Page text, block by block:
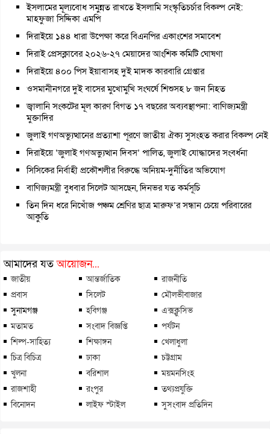
ইসলামের মূল্যবোধ সমুন্নত রাখতে ইসলামি সংস্কৃতিচর্চার বিকল্প নেই:
মাহফুজা সিদ্দিকা এমপি
দিরাইয়ে ১৪৪ ধারা উপেক্ষা করে বিএনপির একাংশের সমাবেশ
দিরাই প্রেসক্লাবের ২০২৬-২৭ মেয়াদের আংশিক কমিটি ঘোষণা
দিরাইয়ে ৪০০ পিস ইয়াবাসহ দুই মাদক কারবারি গ্রেপ্তার
ওসমানীনগরে দুই বাসের মুখোমুখি সংঘর্ষে শিশুসহ ৮ জন নিহত
জ্বালানি সংকটের মূল কারণ বিগত ১৭ বছরের অব্যবস্থাপনা: বাণিজ্যমন্ত্রী
মুক্তাদির
জুলাই গণঅভ্যুত্থানের প্রত্যাশা পূরণে জাতীয় ঐক্য সুসংহত করার বিকল্প নেই
দিরাইয়ে ‘জুলাই গণঅভ্যুত্থান দিবস’ পালিত, জুলাই যোদ্ধাদের সংবর্ধনা
সিসিকের নির্বাহী প্রকৌশলীর বিরুদ্ধে অনিয়ম-দুর্নীতির অভিযোগ
বাণিজ্যমন্ত্রী বুধবার সিলেট আসছেন, দিনভর যত কর্মসূচি
তিন দিন ধরে নিখোঁজ পঞ্চম শ্রেণির ছাত্র মারুফ’র সন্ধান চেয়ে পরিবারের
আকুতি
আমাদের যতআয়োজন...
জাতীয় আন্তর্জাতিক
রাজনীতি
প্রবাস
সিলেট
মৌলভীবাজার
সুনামগঞ্জ
হবিগঞ্জ
এক্সক্লুসিভ
মতামত
সংবাদ বিজ্ঞপ্তি
পর্যটন
শিল্প-সাহিত্য
শিক্ষাঙ্গন
খেলাধুলা
চিত্র বিচিত্র
ঢাকা
চট্টগ্রাম
খুলনা
বরিশাল
ময়মনসিংহ
রাজশাহী
রংপুর
তথ্যপ্রযুক্তি
বিনোদন
লাইফ স্টাইল সুসংবাদ প্রতিদিন